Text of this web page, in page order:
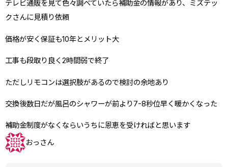
テレビ通販を見て色々調べていたら補助金の情報があり、ミズテッ
クさんに見積り依頼
価格が安く保証も10年とメリット大
工事も段取り良く2時間弱で終了
ただしリモコンは選択肢があるので検討の余地あり
交換後数日だが風呂のシャワーが前より7-8秒位早く暖かくなった
補助金制度がなくならいうちに恩恵を受ければと思います
おっさん